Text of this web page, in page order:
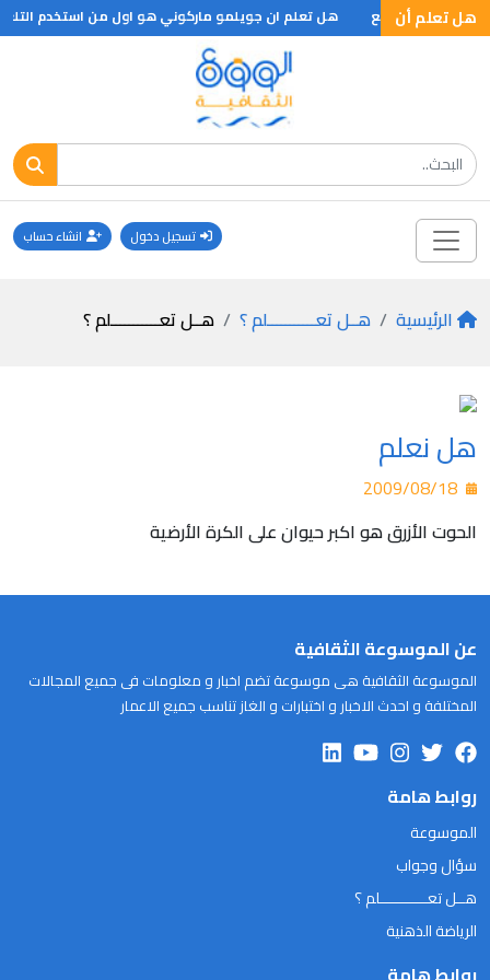
هل تعلم أن هل تعلم ان جويلمو ماركوني هو اول من استخدم
تسجيل دخول انشاء حساب
الرئيسية هــل تعـــــــــــلم ؟ هــل تعـــــــــــلم ؟
هل نعلم
الحوت الأزرق هو اكبر حيوان على الكرة الأرضية
عن الموسوعة الثقافية
الموسوعة الثقافية هى موسوعة تضم اخبار و معلومات فى جميع المجالات
المختلفة و احدث الاخبار و اختبارات و الغاز تناسب جميع الاعمار
روابط هامة
الموسوعة
سؤال وجواب
هــل تعـــــــــــلم ؟
الرياضة الذهنية